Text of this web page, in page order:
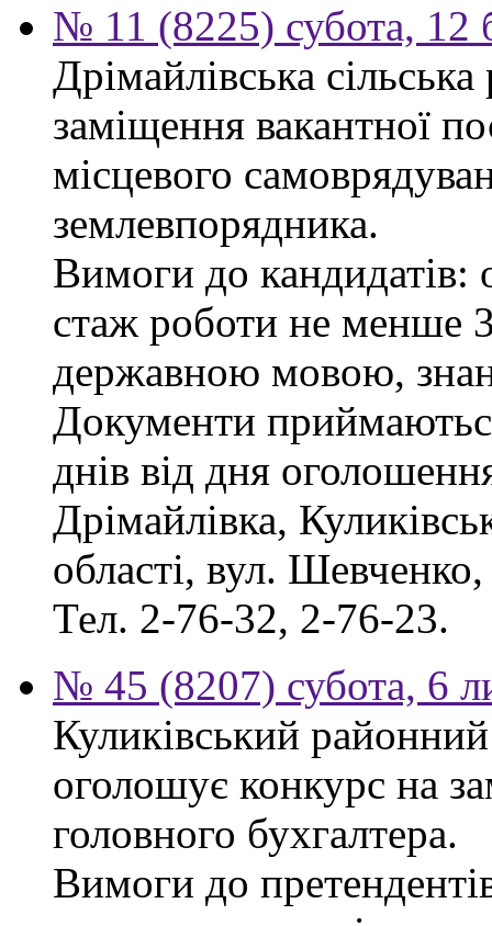
№ 11 (8225) субота, 12
Дрімайлівська
заміщення вакантної
місцевого
землевпорядника.
Вимоги до кандидатів:
стаж роботи не менше
державною мовою,
Документи
днів від дня
Дрімайлівка,
області, вул.
Тел. 2-76-32, 2-76-23.
№ 45 (8207) субота, 6
Куликівський районний
оголошує конкурс на
головного бухгалтера.
Вимоги до